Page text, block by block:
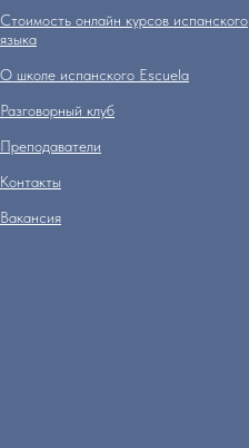
Стоимость онлайн курсов испанского
языка
О школе испанского Escuela
Разговорный клуб
Преподаватели
Контакты
Вакансия